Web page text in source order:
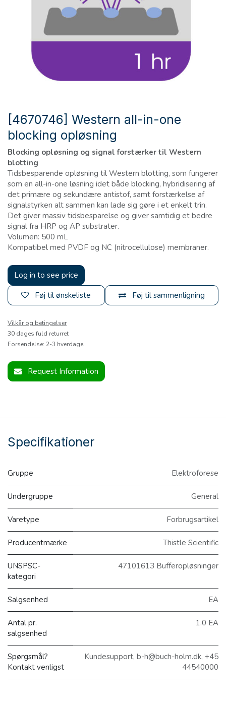
[4670746] Western all-in-one
blocking opløsning
Blocking opløsning og signal forstærker til Western
blotting
Tidsbesparende opløsning til Western blotting, som fungerer
som en all-in-one løsning idet både blocking, hybridisering af
det primære og sekundære antistof, samt forstærkelse af
signalstyrken alt sammen kan lade sig gøre i et enkelt trin.
Det giver massiv tidsbesparelse og giver samtidig et bedre
signal fra HRP og AP substrater.
Volumen: 500 mL
Kompatibel med PVDF og NC (nitrocellulose) membraner.
Log in to see price
Føj til sammenligning
Føj til ønskeliste
Vilkår og betingelser
30 dages fuld returret
Forsendelse: 2-3 hverdage
Request Information
Specifikationer
Gruppe Elektroforese
Undergruppe General
Varetype Forbrugsartikel
Producentmærke Thistle Scientific
UNSPSC-
kategori
47101613 Bufferopløsninger
Salgsenhed EA
Antal pr.
salgsenhed
1.0 EA
Spørgsmål?
Kontakt venligst
Kundesupport, b-h@buch-holm.dk, +45
44540000